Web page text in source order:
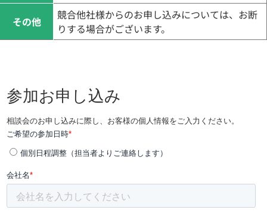
その他
競合他社様からのお申し込みについては、お断
りする場合がございます。